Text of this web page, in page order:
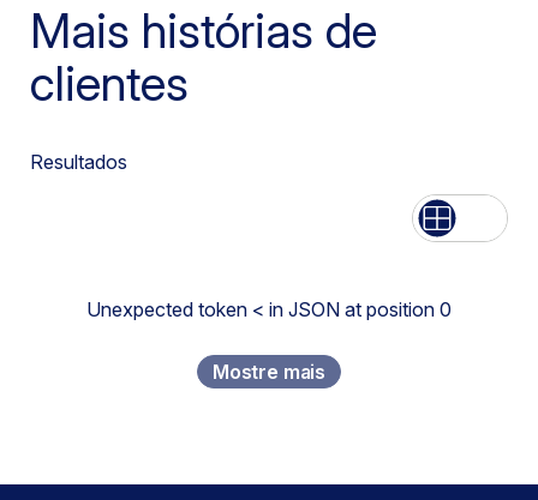
Mais histórias de
clientes
Resultados
Lista Rede
Unexpected token < in JSON at position 0
Mostre mais